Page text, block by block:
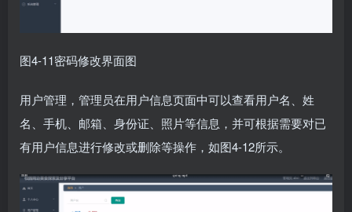
图4-11密码修改界面图
用户管理，管理员在用户信息页面中可以查看用户名、姓
名、手机、邮箱、身份证、照片等信息，并可根据需要对已
有用户信息进行修改或删除等操作，如图4-12所示。